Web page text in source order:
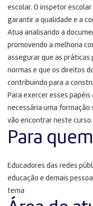
escolar. O inspetor
garantir a qualidade e a
Atua analisando a
promovendo a melhoria
assegurar que as práticas
normas e que os direitos
contribuindo para a
Para exercer esses
necessária uma formação
vão encontrar neste curso.
Para
Educadores das redes
educação e demais
tema